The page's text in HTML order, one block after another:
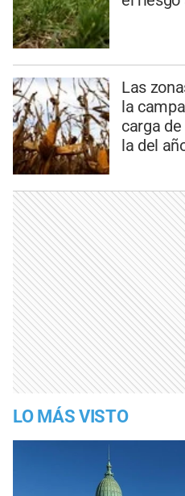
Las
la
carga
la del
LO MÁS VISTO